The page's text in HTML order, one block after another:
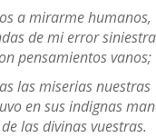
a mirarme humanos,
de mi error
pensamientos vanos;
las miserias nuestras
en sus indignas
las divinas vuestras.